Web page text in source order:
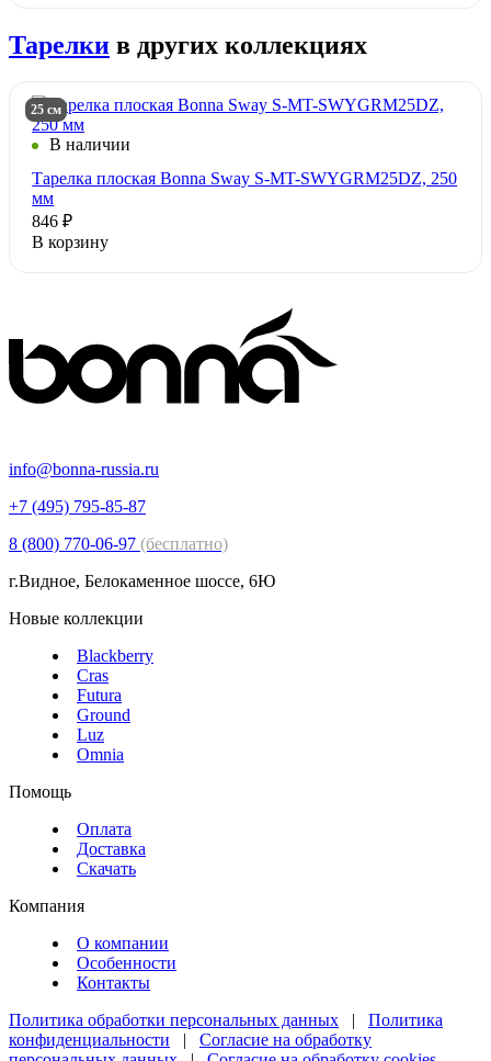
Тарелки в других коллекциях
25 см
В наличии
Тарелка плоская Bonna Sway S-MT-SWYGRM25DZ, 250
мм
846 ₽
В корзину
info@bonna-russia.ru
+7 (495) 795-85-87
8 (800) 770-06-97 (бесплатно)
г.Видное, Белокаменное шоссе, 6Ю
Новые коллекции
Blackberry
Cras
Futura
Ground
Luz
Omnia
Помощь
Оплата
Доставка
Скачать
Компания
О компании
Особенности
Контакты
Политика обработки персональных данных | Политика
конфиденциальности | Согласие на обработку